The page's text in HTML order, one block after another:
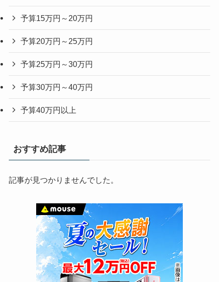
予算15万円～20万円
予算20万円～25万円
予算25万円～30万円
予算30万円～40万円
予算40万円以上
おすすめ記事
記事が見つかりませんでした。